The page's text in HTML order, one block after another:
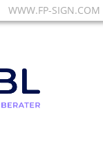
WWW.FP-SIGN.COM